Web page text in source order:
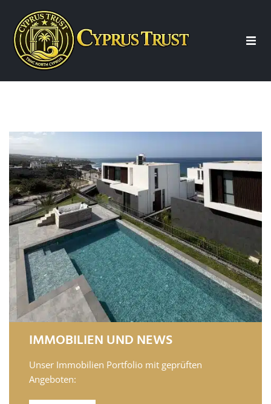
Beratung
Immobilien
Wohnung Nordzypern
News
Kontakt
IMMOBILIEN UND NEWS
Unser Immobilien Portfolio mit geprüften
Angeboten: